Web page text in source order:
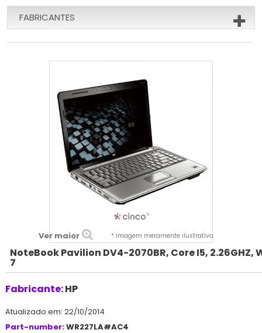
FABRICANTES
Ver maior * Imagem meramente ilustrativa
NoteBook Pavilion DV4-2070BR, Core I5, 2.26GHZ,
7
Fabricante:HP
Atualizado em: 22/10/2014
Part-number:WR227LA#AC4